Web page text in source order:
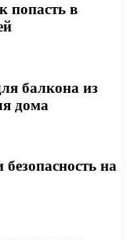
попасть в
балкона из
дома
на